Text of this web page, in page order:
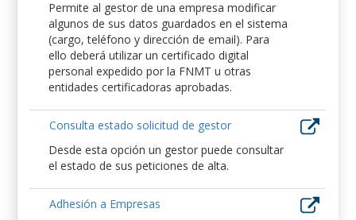
Permite al gestor de una empresa modificar
algunos de sus datos guardados en el sistema
(cargo, teléfono y dirección de email). Para
ello deberá utilizar un certificado digital
personal expedido por la FNMT u otras
entidades certificadoras aprobadas.
Consulta estado solicitud de gestor
Desde esta opción un gestor puede consultar
el estado de sus peticiones de alta.
Adhesión a Empresas